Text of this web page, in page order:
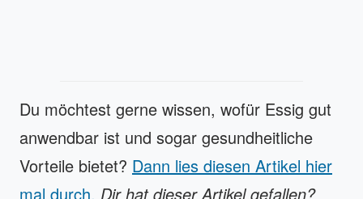
Du möchtest gerne wissen, wofür Essig gut
anwendbar ist und sogar gesundheitliche
Vorteile bietet? Dann lies diesen Artikel hier
mal durch. Dir hat dieser Artikel gefallen?